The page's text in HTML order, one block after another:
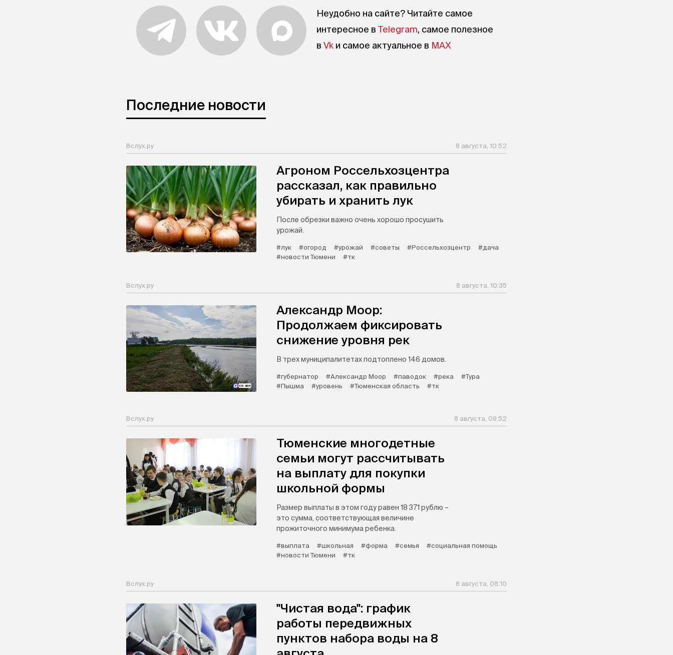
Неудобно на сайте? Читайте самое
интересное в Telegram, самое полезное
в Vk и самое актуальное в MAX
Последние новости
Вслух.ру 8 августа, 10:52
Агроном Россельхозцентра
рассказал, как правильно
убирать и хранить лук
После обрезки важно очень хорошо просушить
урожай.
#лук #огород #урожай #советы #Россельхозцентр
#дача
#новости Тюмени
#тк
Вслух.ру 8 августа, 10:35
Александр Моор:
Продолжаем фиксировать
снижение уровня рек
В трех муниципалитетах подтоплено 146 домов.
#губернатор #Александр Моор #паводок #река
#Тура
#Пышма
#уровень #Тюменская область #тк
Вслух.ру 8 августа, 09:52
Тюменские многодетные
семьи могут рассчитывать
на выплату для покупки
школьной формы
Размер выплаты в этом году равен 18 371 рублю –
это сумма, соответствующая величине
прожиточного минимума ребенка.
#выплата #школьная #форма #семья
#социальная помощь
#новости Тюмени
#тк
Вслух.ру 8 августа, 08:10
"Чистая вода": график
работы передвижных
пунктов набора воды на 8